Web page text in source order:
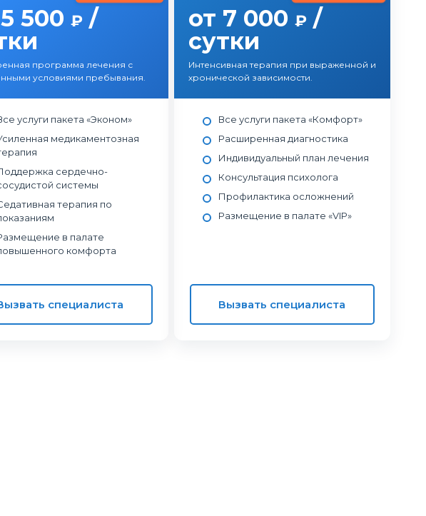
500 ₽ /
программа лечения с
условиями пребывания.
услуги пакета «Эконом»
медикаментозная
сердечно-
системы
терапия по
в палате
комфорта
специалиста
от 7 000 ₽/
сутки
Интенсивная терапия при выраженной и
хронической зависимости.
Все услуги пакета «Комфорт»
Расширенная диагностика
Индивидуальный план лечения
Консультация психолога
Профилактика осложнений
Размещение в палате «VIP»
Вызвать специалиста